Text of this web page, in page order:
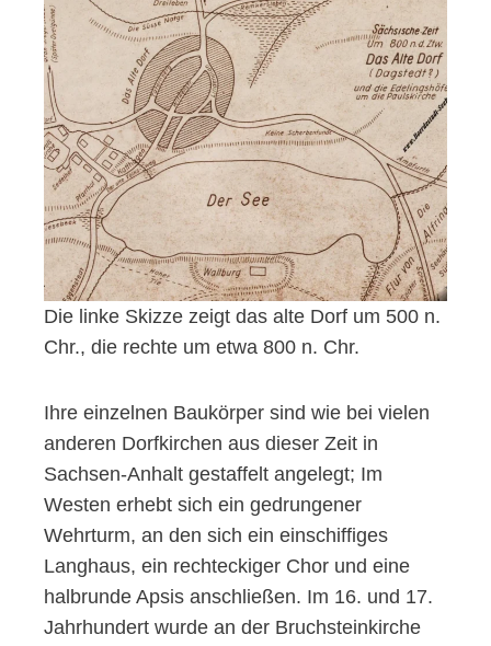
Die linke Skizze zeigt das alte Dorf um 500 n.
Chr., die rechte um etwa 800 n. Chr.
Ihre einzelnen Baukörper sind wie bei vielen
anderen Dorfkirchen aus dieser Zeit in
Sachsen-Anhalt gestaffelt angelegt; Im
Westen erhebt sich ein gedrungener
Wehrturm, an den sich ein einschiffiges
Langhaus, ein rechteckiger Chor und eine
halbrunde Apsis anschließen. Im 16. und 17.
Jahrhundert wurde an der Bruchsteinkirche